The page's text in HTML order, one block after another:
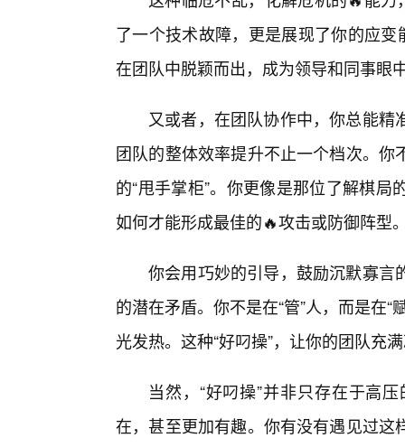
了一个技术故障，更是展现了你的应
在团队中脱颖而出，成为领导和同事眼
又或者，在团队协作中，你总能
团队的整体效率提升不止一个档次。
的“甩手掌柜”。你更像是那位了解棋
如何才能形成最佳的🔥攻击或防御阵型
你会用巧妙的引导，鼓励沉默寡言
的潜在矛盾。你不是在“管”人，而是在
光发热。这种“好叼操”，让你的团队充
当然，“好叼操”并非只存在于高
在，甚至更加有趣。你有没有遇见过